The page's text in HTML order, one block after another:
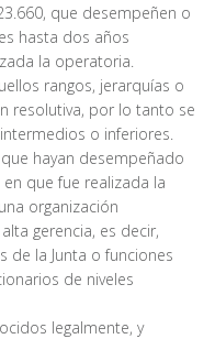
que desempeñen o
hasta dos años
la operatoria.
rangos, jerarquías o
resolutiva, por lo tanto se
o inferiores.
hayan desempeñado
que fue realizada la
organización
gerencia, es decir,
de la Junta o funciones
de niveles
legalmente, y